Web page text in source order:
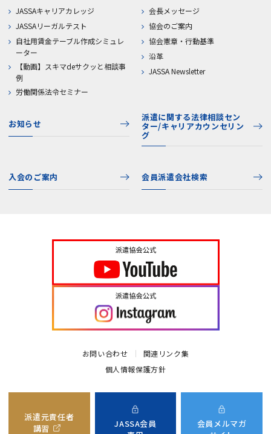
JASSAキャリアカレッジ
JASSAリーガルテスト
自社用賃金テーブル作成シミュレ
ーター
【動画】スキマdeサクッと相談事
例
労働関係法令セミナー
会長メッセージ
協会のご案内
協会憲章・行動基準
沿革
JASSA Newsletter
お知らせ
派遣に関する法律相談セン
ター/キャリアカウンセリン
グ
入会のご案内 会員派遣会社検索
お問い合わせ
関連リンク集
個人情報保護方針
派遣元責任者
講習
JASSA会員
会員メルマガ